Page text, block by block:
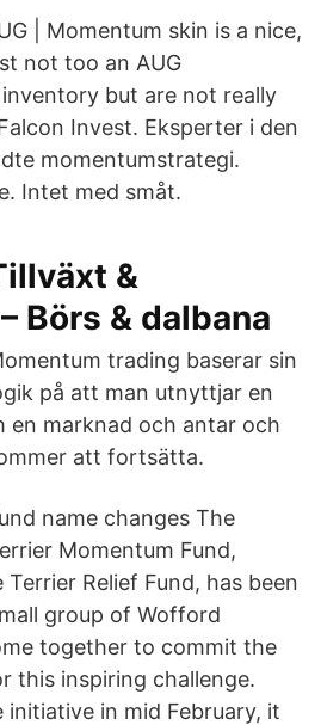
| Momentum skin is a nice,
not too an AUG
but are not really
Invest. Eksperter i den
momentumstrategi.
Intet med småt.
&
Börs & dalbana
trading baserar sin
på att man utnyttjar en
en marknad och antar och
att fortsätta.
name changes The
Momentum Fund,
Relief Fund, has been
group of Wofford
together to commit the
this inspiring challenge.
in mid February, it